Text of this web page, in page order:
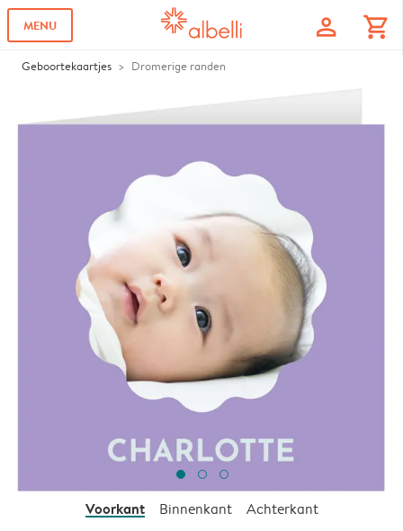
MENU profile shopping_cart
Geboortekaartjes Dromerige randen
Voorkant Binnenkant Achterkant